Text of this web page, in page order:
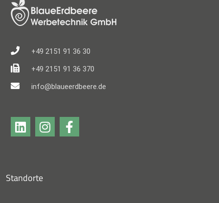
+49 2151 91 36 30
+49 2151 91 36 370
info@blaueerdbeere.de
Standorte